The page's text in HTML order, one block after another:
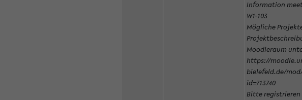
Information
W1-103
Mögliche
Moodleraum
https://
bielefeld.de/
id=713740
Bitte registrieren